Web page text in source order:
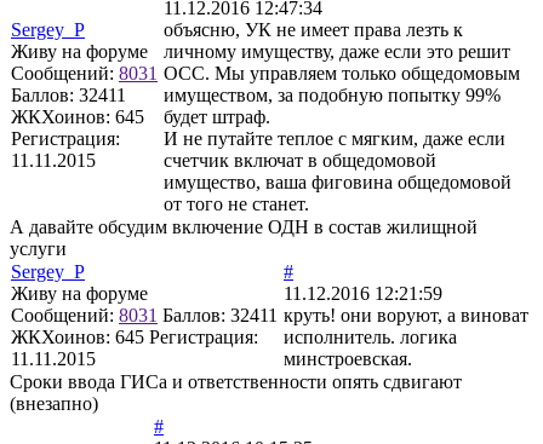
Sergey_P
Живу на форуме
Сообщений: 8031
Баллов: 32411
ЖКХоинов: 645
Регистрация:
11.11.2015
11.12.2016 12:47:34
объясню, УК не имеет права лезть к
личному имуществу, даже если это решит
ОСС. Мы управляем только общедомовым
имуществом, за подобную попытку 99%
будет штраф.
И не путайте теплое с мягким, даже если
счетчик включат в общедомовой
имущество, ваша фиговина общедомовой
от того не станет.
А давайте обсудим включение ОДН в состав жилищной
услуги
Sergey_P
Живу на форуме
Сообщений: 8031 Баллов: 32411
ЖКХоинов: 645 Регистрация:
11.11.2015
#
11.12.2016 12:21:59
круть! они воруют, а виноват
исполнитель. логика
минстроевская.
Сроки ввода ГИСа и ответственности опять сдвигают
(внезапно)
#